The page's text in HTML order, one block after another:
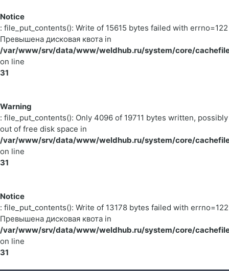
Notice
: file_put_contents(): Write of 15615 bytes failed with errno=122
Превышена дисковая квота in
/var/www/srv/data/www/weldhub.ru/system/core/
on line
31
Warning
: file_put_contents(): Only 4096 of 19711 bytes written, possibly
out of free disk space in
/var/www/srv/data/www/weldhub.ru/system/core/
on line
31
Notice
: file_put_contents(): Write of 13178 bytes failed with errno=122
Превышена дисковая квота in
/var/www/srv/data/www/weldhub.ru/system/core/
on line
31